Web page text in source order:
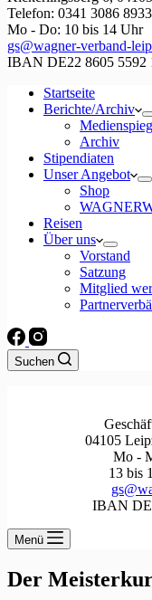
Telefon: 0341 3086 8933
Mo - Do: 10 bis 14 Uhr
gs@wagner-verband-
IBAN DE22 8605 5592
Startseite
Berichte/Archiv
Archiv
Stipendiaten
Unser Angebot
Shop
Reisen
Über uns
Vorstand
Satzung
Mitglied
Suchen
04105
Mo -
13 bis
IBAN
Menü
Der